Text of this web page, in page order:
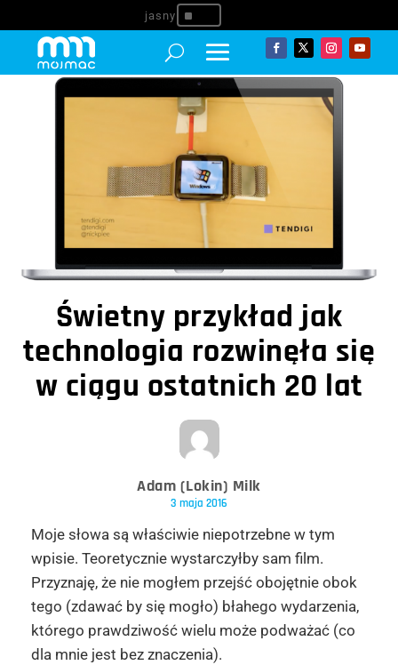
^
Świetny przykład jak
technologia rozwinęła się
w ciągu ostatnich 20 lat
Adam (Lokin) Milk
3 maja 2016
Moje słowa są właściwie niepotrzebne w tym
wpisie. Teoretycznie wystarczyłby sam film.
Przyznaję, że nie mogłem przejść obojętnie obok
tego (zdawać by się mogło) błahego wydarzenia,
którego prawdziwość wielu może podważać (co
dla mnie jest bez znaczenia).